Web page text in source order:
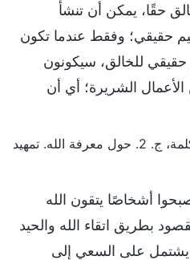
حقًا، يمكن أن تنشأ
حقيقي؛ وفقط عندما تكون
حقيقي للخالق، سيكونون
الشريرة؛ أي أن
معرفة الله. تمهيد
أشخاصًا يتقون الله
بطريق اتقاء الله والحيد
يشتمل على السعي إلى